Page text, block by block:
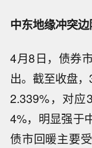
中东地缘冲突
4月8日，债券
出。截至收盘
2.339%，对应
4%，明显强于
债市回暖主要